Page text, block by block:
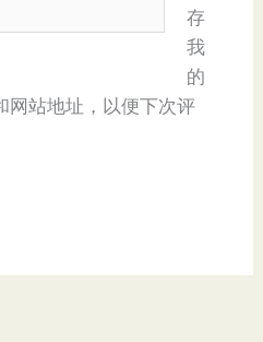
存
我
的
网站地址，以便下次评